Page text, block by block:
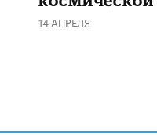
14 АПРЕЛЯ